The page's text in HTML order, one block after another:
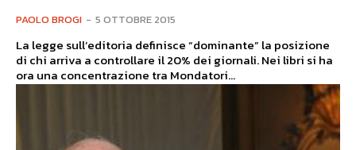
PAOLO BROGI - 5 OTTOBRE 2015
La legge sull’editoria definisce “dominante” la posizione
di chi arriva a controllare il 20% dei giornali. Nei libri si ha
ora una concentrazione tra Mondatori...